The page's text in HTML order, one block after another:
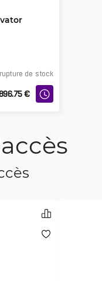
rupture de stock
€